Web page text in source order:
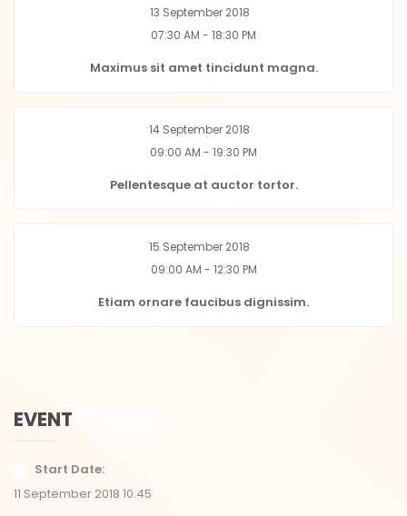
13 September 2018
07:30 AM - 18:30 PM
Maximus sit amet tincidunt magna.
14 September 2018
09:00 AM - 19:30 PM
Pellentesque at auctor tortor.
15 September 2018
09:00 AM - 12:30 PM
Etiam ornare faucibus dignissim.
EVENT
Start Date
11 September 2018 10:45